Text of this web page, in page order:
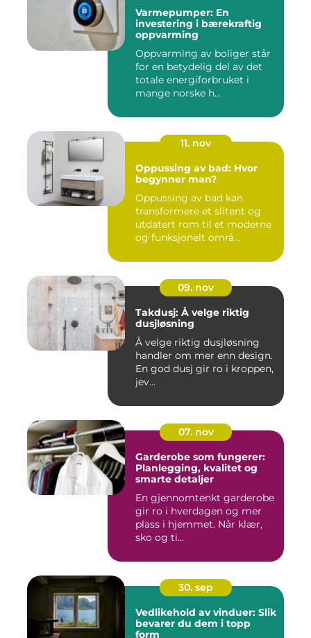
Varmepumper: En
investering i bærekraftig
oppvarming
Oppvarming av boliger står
for en betydelig del av det
totale energiforbruket i
mange norske h...
11. nov
Oppussing av bad: Hvor
begynner man?
Oppussing av bad kan
transformere et slitent og
utdatert rom til et moderne
og funksjonelt områ...
09. nov
Takdusj: Å velge riktig
dusjløsning
Å velge riktig dusjløsning
handler om mer enn design.
En god dusj gir ro i kroppen,
jev...
07. nov
Garderobe som fungerer:
Planlegging, kvalitet og
smarte detaljer
En gjennomtenkt garderobe
gir ro i hverdagen og mer
plass i hjemmet. Når klær,
sko og ti...
30. sep
Vedlikehold av vinduer: Slik
bevarer du dem i topp
form